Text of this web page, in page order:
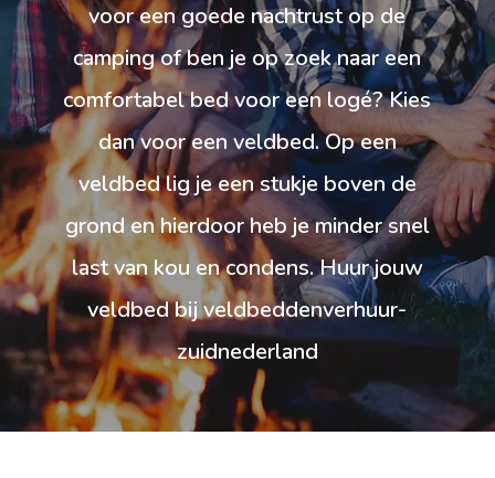
voor een goede nachtrust op de
camping of ben je op zoek naar een
comfortabel bed voor een logé? Kies
dan voor een veldbed. Op een
veldbed lig je een stukje boven de
grond en hierdoor heb je minder snel
last van kou en condens. Huur jouw
veldbed bij veldbeddenverhuur-
zuidnederland